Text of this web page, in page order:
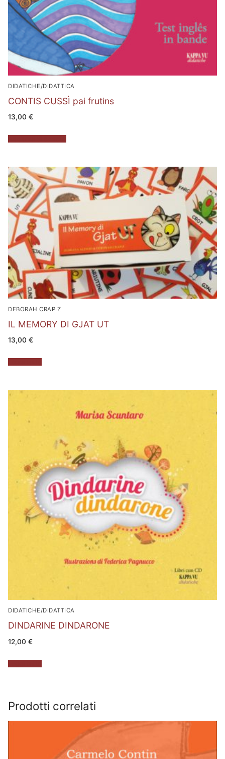
DIDATICHE/DIDATTICA
CONTIS CUSSÌ pai frutins
13,00 €
DEBORAH CRAPIZ
IL MEMORY DI GJAT UT
13,00 €
DIDATICHE/DIDATTICA
DINDARINE DINDARONE
12,00 €
Prodotti correlati